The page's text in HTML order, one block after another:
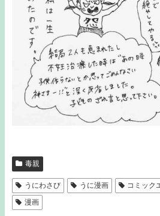
毒親
うにわさび うに漫画 コミック
漫画